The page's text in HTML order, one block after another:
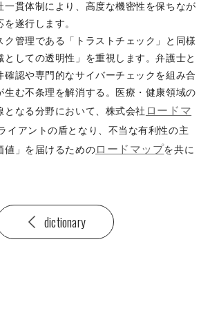
一貫体制により、高度な機密性を保ちなが
遂行します。
ク管理である「トラストチェック」と同様
としての透明性」を重視します。弁護士と
確認や専門的なサイバーチェックを組み合
生む不条理を解消する。医療・健康領域の
となる分野において、株式会社 ロードマ
イアントの盾となり、不当な有利性の主
値」を届けるためのロードマップを共に
dictionary